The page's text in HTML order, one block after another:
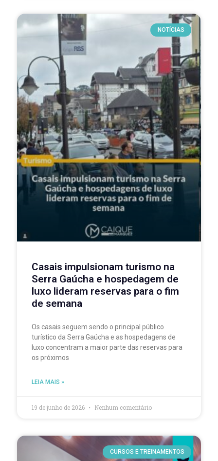
NOTÍCIAS
Casais impulsionam turismo na
Serra Gaúcha e hospedagem de
luxo lideram reservas para o fim
de semana
Os casais seguem sendo o principal público
turístico da Serra Gaúcha e as hospedagens de
luxo concentram a maior parte das reservas para
os próximos
LEIA MAIS »
19 de junho de 2026 Nenhum comentário
CURSOS E TREINAMENTOS